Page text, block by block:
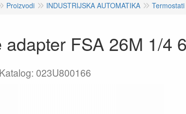
Proizvodi INDUSTRIJSKA AUTOMATIKA Termostati
adapter FSA 26M 1/4
Katalog: 023U800166